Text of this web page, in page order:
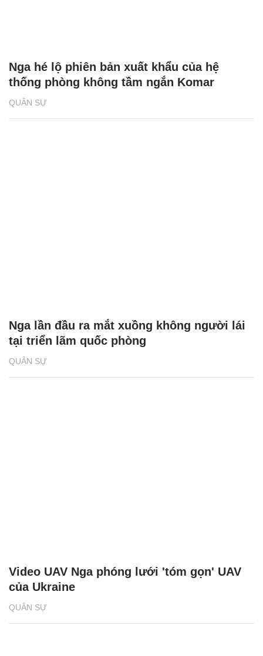
QUÂN SỰ
Nga hé lộ phiên bản xuất khẩu của hệ
thống phòng không tầm ngắn Komar
QUÂN SỰ
Nga lần đầu ra mắt xuồng không người lái
tại triển lãm quốc phòng
QUÂN SỰ
Video UAV Nga phóng lưới 'tóm gọn' UAV
của Ukraine